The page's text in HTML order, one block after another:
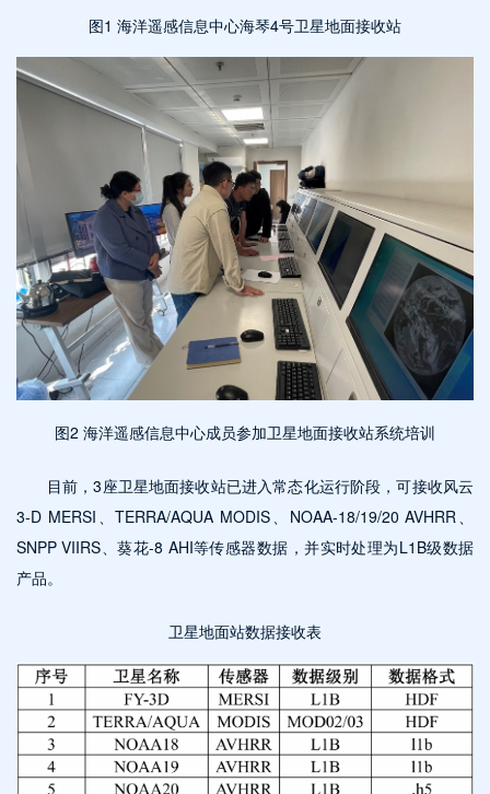
图1 海洋遥感信息中心海琴4号卫星地面接收站
图2 海洋遥感信息中心成员参加卫星地面接收站系统培训
目前，3座卫星地面接收站已进入常态化运行阶段，可接收风云
3-D MERSI、TERRA/AQUA MODIS、NOAA-18/19/20 AVHRR、
SNPP VIIRS、葵花-8 AHI等传感器数据，并实时处理为L1B级数据
产品。
卫星地面站数据接收表